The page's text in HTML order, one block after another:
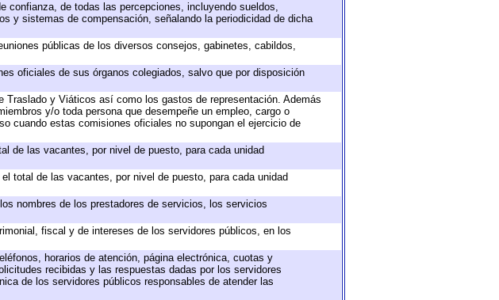
confianza, de todas las percepciones, incluyendo sueldos,
y sistemas de compensación, señalando la periodicidad de dicha
públicas de los diversos consejos, gabinetes, cabildos,
oficiales de sus órganos colegiados, salvo que por disposición
y Viáticos así como los gastos de representación. Además
y/o toda persona que desempeñe un empleo, cargo o
cuando estas comisiones oficiales no supongan el ejercicio de
de las vacantes, por nivel de puesto, para cada unidad
total de las vacantes, por nivel de puesto, para cada unidad
nombres de los prestadores de servicios, los servicios
fiscal y de intereses de los servidores públicos, en los
horarios de atención, página electrónica, cuotas y
recibidas y las respuestas dadas por los servidores
de los servidores públicos responsables de atender las